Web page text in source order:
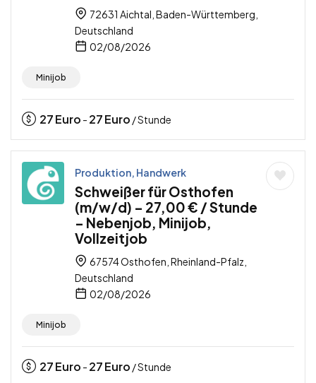
72631 Aichtal, Baden-Württemberg,
Deutschland
02/08/2026
Minijob
27Euro - 27Euro / Stunde
Produktion, Handwerk
Schweißer für Osthofen
(m/w/d) – 27,00 € / Stunde
– Nebenjob, Minijob,
Vollzeitjob
67574 Osthofen, Rheinland-Pfalz,
Deutschland
02/08/2026
Minijob
27Euro - 27Euro / Stunde